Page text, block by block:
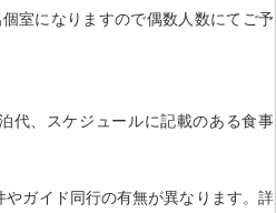
室になりますので偶数人数にてご予
代、スケジュールに記載のある食事
ガイド同行の有無が異なります。詳